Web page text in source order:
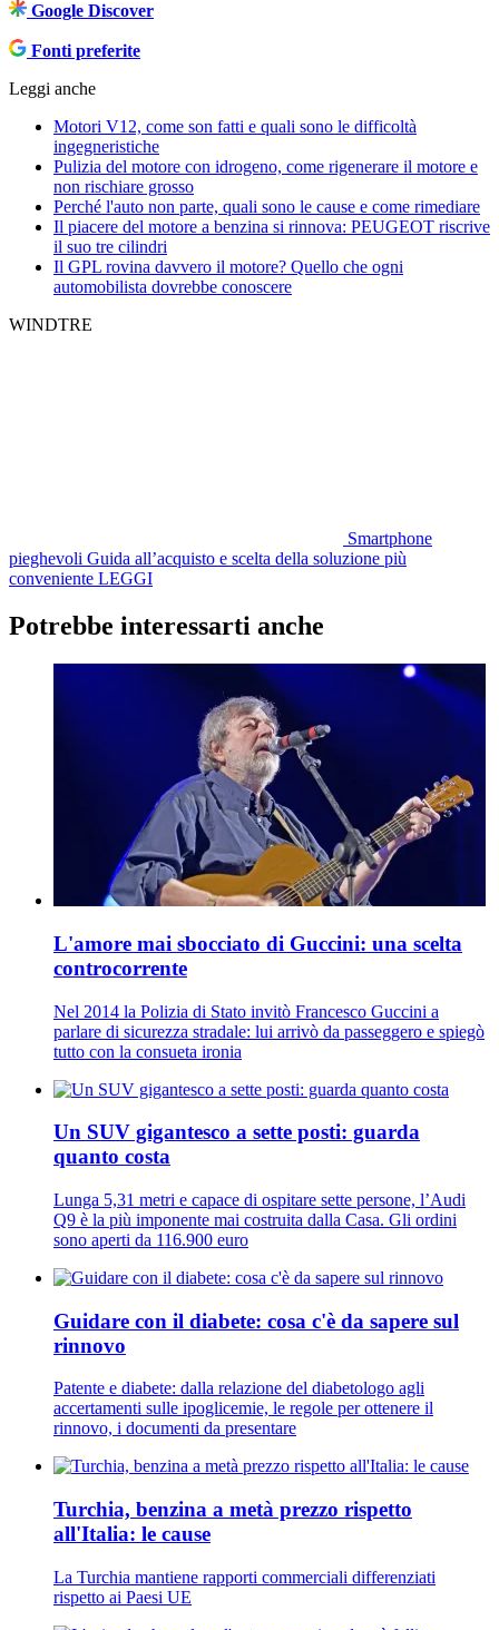
Google Discover
Fonti preferite
Leggi anche
Motori V12, come son fatti e quali sono le difficoltà
ingegneristiche
Pulizia del motore con idrogeno, come rigenerare il motore e
non rischiare grosso
Perché l'auto non parte, quali sono le cause e come rimediare
Il piacere del motore a benzina si rinnova: PEUGEOT riscrive
il suo tre cilindri
Il GPL rovina davvero il motore? Quello che ogni
automobilista dovrebbe conoscere
WINDTRE
Smartphone
pieghevoli Guida all’acquisto e scelta della soluzione più
conveniente LEGGI
Potrebbe interessarti anche
L'amore mai sbocciato di Guccini: una scelta
controcorrente
Nel 2014 la Polizia di Stato invitò Francesco Guccini a
parlare di sicurezza stradale: lui arrivò da passeggero e spiegò
tutto con la consueta ironia
Un SUV gigantesco a sette posti: guarda
quanto costa
Lunga 5,31 metri e capace di ospitare sette persone, l’Audi
Q9 è la più imponente mai costruita dalla Casa. Gli ordini
sono aperti da 116.900 euro
Guidare con il diabete: cosa c'è da sapere sul
rinnovo
Patente e diabete: dalla relazione del diabetologo agli
accertamenti sulle ipoglicemie, le regole per ottenere il
rinnovo, i documenti da presentare
Turchia, benzina a metà prezzo rispetto
all'Italia: le cause
La Turchia mantiene rapporti commerciali differenziati
rispetto ai Paesi UE